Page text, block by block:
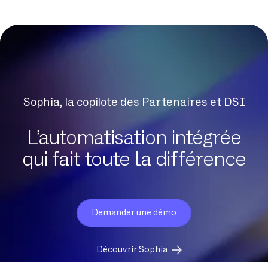
Sophia, la copilote des Partenaires et DSI
L’automatisation intégrée
qui fait toute la différence
Demander une démo
Découvrir Sophia